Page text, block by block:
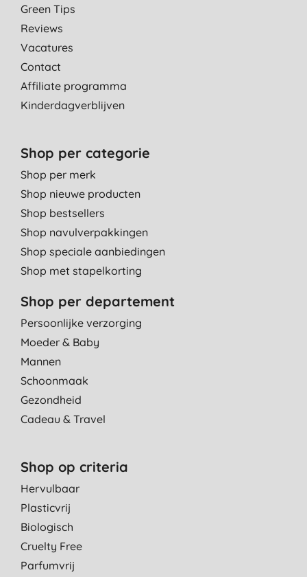
Green Tips
Reviews
Vacatures
Contact
Affiliate programma
Kinderdagverblijven
Shop per categorie
Shop per merk
Shop nieuwe producten
Shop bestsellers
Shop navulverpakkingen
Shop speciale aanbiedingen
Shop met stapelkorting
Shop per departement
Persoonlijke verzorging
Moeder & Baby
Mannen
Schoonmaak
Gezondheid
Cadeau & Travel
Shop op criteria
Hervulbaar
Plasticvrij
Biologisch
Cruelty Free
Parfumvrij